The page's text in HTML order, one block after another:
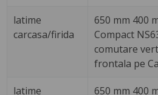
latime
carcasa/firida
650 mm 400
Compact
comutare
frontala pe
latime 650 mm 400